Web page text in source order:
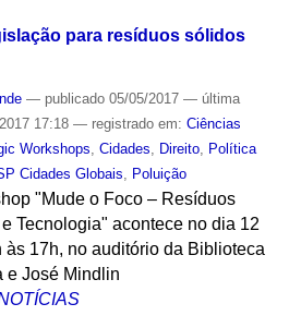
para resíduos sólidos
— publicado05/05/2017 — última
17:18 — registrado em: Ciências
Workshops, Cidades, Direito, Política
Cidades Globais, Poluição
"Mude o Foco – Resíduos
Tecnologia" acontece no dia 12
às 17h, no auditório da Biblioteca
e José Mindlin